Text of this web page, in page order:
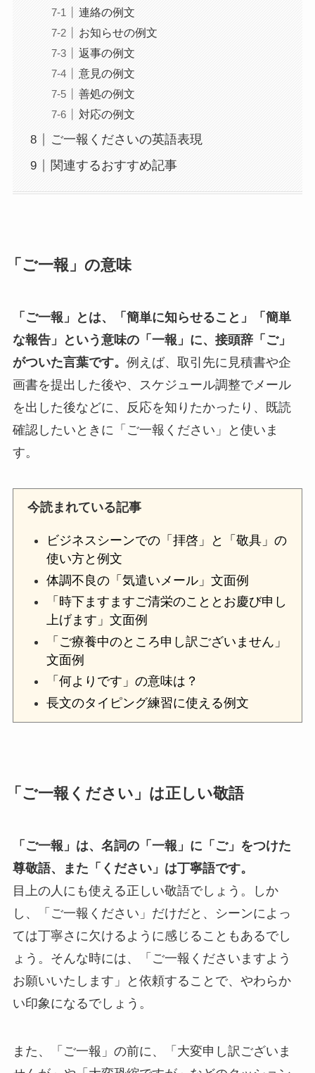
連絡の例文
お知らせの例文
返事の例文
意見の例文
善処の例文
対応の例文
ご一報くださいの英語表現
関連するおすすめ記事
「ご一報」の意味
「ご一報」とは、「簡単に知らせること」「簡単
な報告」という意味の「一報」に、接頭辞「ご」
がついた言葉です。 例えば、取引先に見積書や企
画書を提出した後や、スケジュール調整でメール
を出した後などに、反応を知りたかったり、既読
確認したいときに「ご一報ください」と使いま
す。
今読まれている記事
ビジネスシーンでの「拝啓」と「敬具」の
使い方と例文
体調不良の「気遣いメール」文面例
「時下ますますご清栄のこととお慶び申し
上げます」文面例
「ご療養中のところ申し訳ございません」
文面例
「何よりです」の意味は？
長文のタイピング練習に使える例文
「ご一報ください」は正しい敬語
「ご一報」は、名詞の「一報」に「ご」をつけた
尊敬語、また「ください」は丁寧語です。
目上の人にも使える正しい敬語でしょう。しか
し、「ご一報ください」だけだと、シーンによっ
ては丁寧さに欠けるように感じることもあるでし
ょう。そんな時には、「ご一報くださいますよう
お願いいたします」と依頼することで、やわらか
い印象になるでしょう。
また、「ご一報」の前に、「大変申し訳ございま